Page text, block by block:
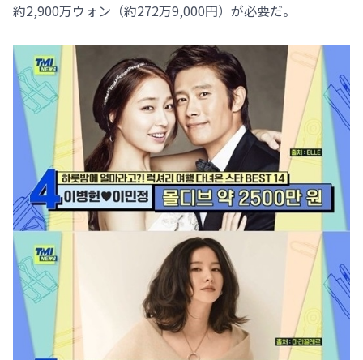
約2,900万ウォン（約272万9,000円）が必要だ。